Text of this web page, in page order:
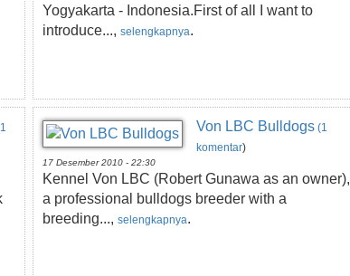
Yogyakarta - Indonesia.First of all I want to
introduce..., selengkapnya.
Von LBC Bulldogs (1
komentar)
17 Desember 2010 - 22:30
Kennel Von LBC (Robert Gunawa as an owner),
a professional bulldogs breeder with a
breeding..., selengkapnya.